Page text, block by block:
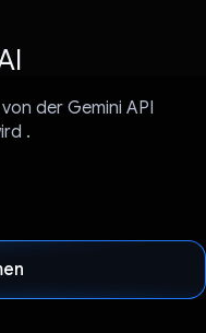
der Gemini API
.